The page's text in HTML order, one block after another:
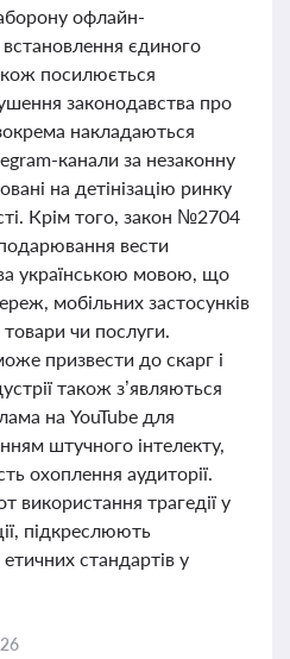
офлайн-
встановлення єдиного
посилюється
законодавства про
накладаються
канали за незаконну
на детінізацію ринку
Крім того, закон №2704
вести
українською мовою, що
мобільних застосунків
товари чи послуги.
призвести до скарг і
також з’являються
на YouTube для
штучного інтелекту,
охоплення аудиторії.
використання трагедії у
підкреслюють
стандартів у